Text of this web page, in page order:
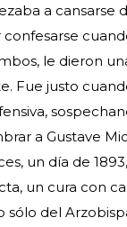
a cansarse
le dieron
Fue justo
a Gustave
un día de
un cura con
sólo del